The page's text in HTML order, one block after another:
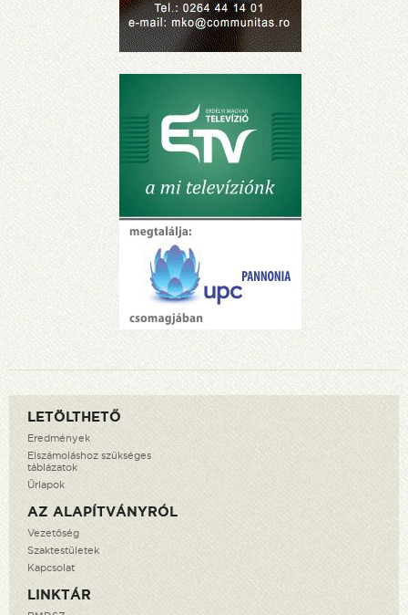
LETÖLTHETŐ
Eredmények
Elszámoláshoz szükséges
táblázatok
Űrlapok
AZ ALAPÍTVÁNYRÓL
Vezetőség
Szaktestületek
Kapcsolat
LINKTÁR